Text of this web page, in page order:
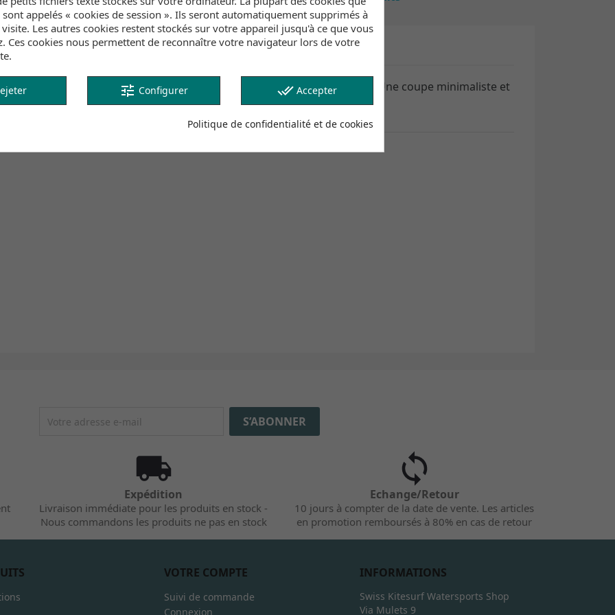
avec des côtés ajustables à nouer pour une taille sur mesure. Une coupe minimaliste et
profiter des journées ensoleillées.
Expédition
Livraison immédiate pour les produits en stock -
Nous commandons les produits ne pas en stock
Echange/Retour
10 jours à compter de la date de vente. Les articles
en promotion remboursés à 80% en cas de retour
VOTRE COMPTE
Suivi de commande
Connexion
INFORMATIONS
Swiss Kitesurf Watersports Shop
Via Mulets 9
appelés « cookies de session ». Ils seront automatiquement supprimés à
Les autres cookies restent stockés sur votre appareil jusqu'à ce que vous
Ces cookies nous permettent de reconnaître votre navigateur lors de votre
tune Configurer done_all Accepter
Politique de confidentialité et de cookies